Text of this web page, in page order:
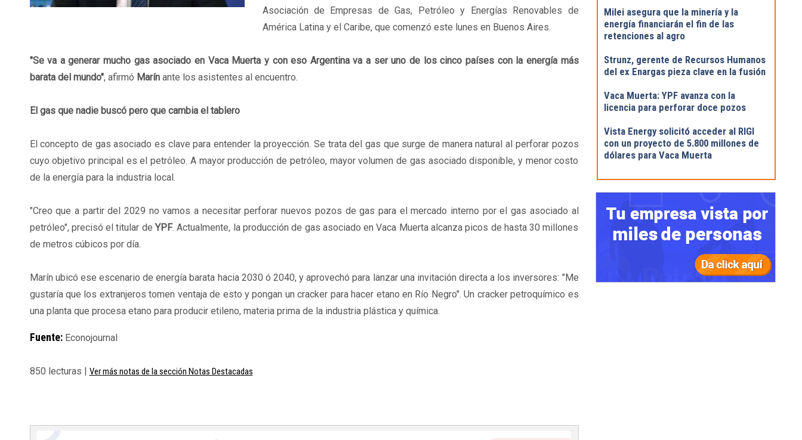
Asociación de Empresas de Gas, Petróleo y Energías Renovables de
América Latina y el Caribe, que comenzó este lunes en Buenos Aires.
"Se va a generar mucho gas asociado en Vaca Muerta y con eso Argentina va a ser uno de los cinco países con la energía más
barata del mundo", afirmó Marín ante los asistentes al encuentro.
El gas que nadie buscó pero que cambia el tablero
El concepto de gas asociado es clave para entender la proyección. Se trata del gas que surge de manera natural al perforar pozos
cuyo objetivo principal es el petróleo. A mayor producción de petróleo, mayor volumen de gas asociado disponible, y menor costo
de la energía para la industria local.
"Creo que a partir del 2029 no vamos a necesitar perforar nuevos pozos de gas para el mercado interno por el gas asociado al
petróleo", precisó el titular deYPF. Actualmente, la producción de gas asociado en Vaca Muerta alcanza picos de hasta 30 millones
de metros cúbicos por día.
Marín ubicó ese escenario de energía barata hacia 2030 ó 2040, y aprovechó para lanzar una invitación directa a los inversores: "Me
gustaría que los extranjeros tomen ventaja de esto y pongan un cracker para hacer etano en Río Negro". Un cracker petroquímico es
una planta que procesa etano para producir etileno, materia prima de la industria plástica y química.
Fuente:Econojournal
850 lecturas | Ver más notas de la sección Notas Destacadas
Milei asegura que la minería y la
energía financiarán el fin de las
retenciones al agro
Strunz, gerente de Recursos Humanos
del ex Enargas pieza clave en la fusión
Vaca Muerta: YPF avanza con la
licencia para perforar doce pozos
Vista Energy solicitó acceder al RIGI
con un proyecto de 5.800 millones de
dólares para Vaca Muerta